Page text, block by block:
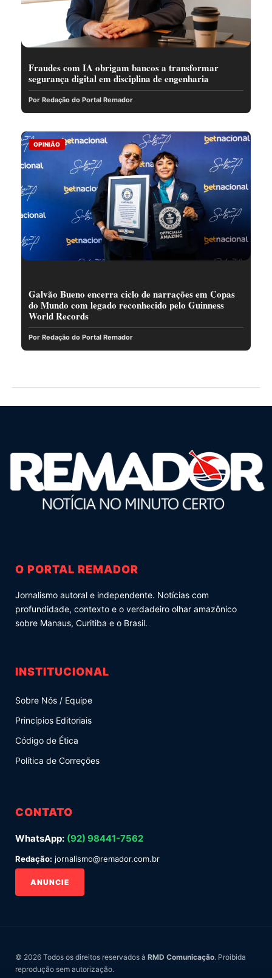
Fraudes com IA obrigam bancos a transformar
segurança digital em disciplina de engenharia
Por Redação do Portal Remador
OPINIÃO
Galvão Bueno encerra ciclo de narrações em Copas
do Mundo com legado reconhecido pelo Guinness
World Records
Por Redação do Portal Remador
O PORTAL REMADOR
Jornalismo autoral e independente. Notícias com
profundidade, contexto e o verdadeiro olhar amazônico
sobre Manaus, Curitiba e o Brasil.
INSTITUCIONAL
Sobre Nós / Equipe
Princípios Editoriais
Código de Ética
Política de Correções
CONTATO
WhatsApp: (92) 98441-7562
Redação: jornalismo@remador.com.br
ANUNCIE
© 2026 Todos os direitos reservados à RMD Comunicação. Proibida
reprodução sem autorização.